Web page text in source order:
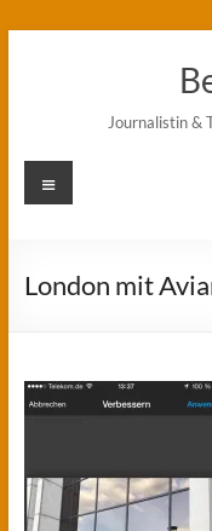
Journalistin &
Menü
London mit